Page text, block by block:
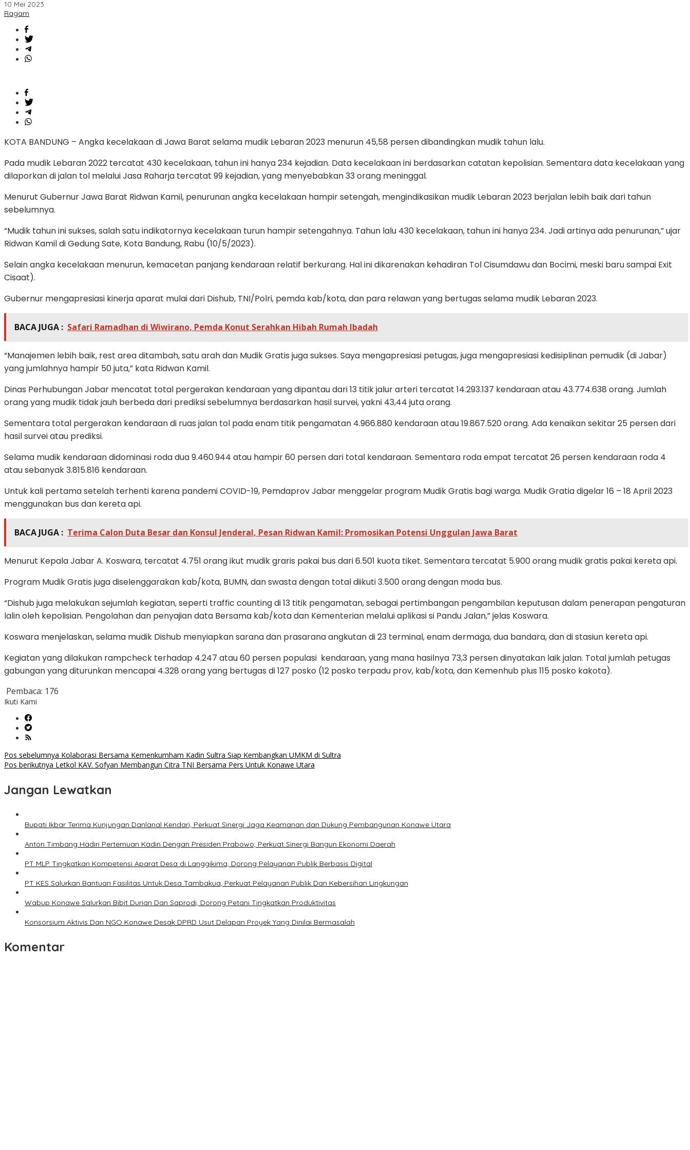
10 Mei 2023
Ragam
KOTA BANDUNG – Angka kecelakaan di Jawa Barat selama mudik Lebaran 2023 menurun 45,58 persen dibandingkan mudik tahun lalu.
Pada mudik Lebaran 2022 tercatat 430 kecelakaan, tahun ini hanya 234 kejadian. Data kecelakaan ini berdasarkan catatan kepolisian. Sementara data kecelakaan yang
dilaporkan di jalan tol melalui Jasa Raharja tercatat 99 kejadian, yang menyebabkan 33 orang meninggal.
Menurut Gubernur Jawa Barat Ridwan Kamil, penurunan angka kecelakaan hampir setengah, mengindikasikan mudik Lebaran 2023 berjalan lebih baik dari tahun
sebelumnya.
“Mudik tahun ini sukses, salah satu indikatornya kecelakaan turun hampir setengahnya. Tahun lalu 430 kecelakaan, tahun ini hanya 234. Jadi artinya ada penurunan,” ujar
Ridwan Kamil di Gedung Sate, Kota Bandung, Rabu (10/5/2023).
Selain angka kecelakaan menurun, kemacetan panjang kendaraan relatif berkurang. Hal ini dikarenakan kehadiran Tol Cisumdawu dan Bocimi, meski baru sampai Exit
Cisaat).
Gubernur mengapresiasi kinerja aparat mulai dari Dishub, TNI/Polri, pemda kab/kota, dan para relawan yang bertugas selama mudik Lebaran 2023.
BACA JUGA : Safari Ramadhan di Wiwirano, Pemda Konut Serahkan Hibah Rumah Ibadah
“Manajemen lebih baik, rest area ditambah, satu arah dan Mudik Gratis juga sukses. Saya mengapresiasi petugas, juga mengapresiasi kedisiplinan pemudik (di Jabar)
yang jumlahnya hampir 50 juta,” kata Ridwan Kamil.
Dinas Perhubungan Jabar mencatat total pergerakan kendaraan yang dipantau dari 13 titik jalur arteri tercatat 14.293.137 kendaraan atau 43.774.638 orang. Jumlah
orang yang mudik tidak jauh berbeda dari prediksi sebelumnya berdasarkan hasil survei, yakni 43,44 juta orang.
Sementara total pergerakan kendaraan di ruas jalan tol pada enam titik pengamatan 4.966.880 kendaraan atau 19.867.520 orang. Ada kenaikan sekitar 25 persen dari
hasil survei atau prediksi.
Selama mudik kendaraan didominasi roda dua 9.460.944 atau hampir 60 persen dari total kendaraan. Sementara roda empat tercatat 26 persen kendaraan roda 4
atau sebanyak 3.815.816 kendaraan.
Untuk kali pertama setelah terhenti karena pandemi COVID-19, Pemdaprov Jabar menggelar program Mudik Gratis bagi warga. Mudik Gratia digelar 16 – 18 April 2023
menggunakan bus dan kereta api.
BACA JUGA : Terima Calon Duta Besar dan Konsul Jenderal, Pesan Ridwan Kamil: Promosikan Potensi Unggulan Jawa Barat
Menurut Kepala Jabar A. Koswara, tercatat 4.751 orang ikut mudik graris pakai bus dari 6.501 kuota tiket. Sementara tercatat 5.900 orang mudik gratis pakai kereta api.
Program Mudik Gratis juga diselenggarakan kab/kota, BUMN, dan swasta dengan total diikuti 3.500 orang dengan moda bus.
“Dishub juga melakukan sejumlah kegiatan, seperti traffic counting di 13 titik pengamatan, sebagai pertimbangan pengambilan keputusan dalam penerapan pengaturan
lalin oleh kepolisian. Pengolahan dan penyajian data Bersama kab/kota dan Kementerian melalui aplikasi si Pandu Jalan,” jelas Koswara.
Koswara menjelaskan, selama mudik Dishub menyiapkan sarana dan prasarana angkutan di 23 terminal, enam dermaga, dua bandara, dan di stasiun kereta api.
Kegiatan yang dilakukan rampcheck terhadap 4.247 atau 60 persen populasi kendaraan, yang mana hasilnya 73,3 persen dinyatakan laik jalan. Total jumlah petugas
gabungan yang diturunkan mencapai 4.328 orang yang bertugas di 127 posko (12 posko terpadu prov, kab/kota, dan Kemenhub plus 115 posko kakota).
Pembaca: 176
Ikuti Kami
Navigasi
Pos sebelumnya Kolaborasi Bersama Kemenkumham Kadin Sultra Siap Kembangkan UMKM di Sultra
Pos berikutnya Letkol KAV. Sofyan Membangun Citra TNI Bersama Pers Untuk Konawe Utara
Jangan Lewatkan
Bupati Ikbar Terima Kunjungan Danlanal Kendari, Perkuat Sinergi Jaga Keamanan dan Dukung Pembangunan Konawe Utara
Anton Timbang Hadiri Pertemuan Kadin Dengan Presiden Prabowo, Perkuat Sinergi Bangun Ekonomi Daerah
PT MLP Tingkatkan Kompetensi Aparat Desa di Langgikima, Dorong Pelayanan Publik Berbasis Digital
PT KES Salurkan Bantuan Fasilitas Untuk Desa Tambakua, Perkuat Pelayanan Publik Dan Kebersihan Lingkungan
Wabup Konawe Salurkan Bibit Durian Dan Saprodi, Dorong Petani Tingkatkan Produktivitas
Konsorsium Aktivis Dan NGO Konawe Desak DPRD Usut Delapan Proyek Yang Dinilai Bermasalah
Komentar